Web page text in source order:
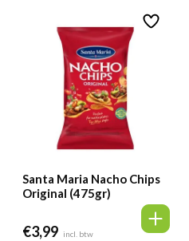
Santa Maria Nacho Chips
Original (475gr)
€3,99 incl. btw